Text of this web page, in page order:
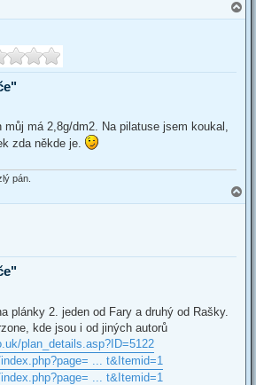
o
má 2,8g/dm2. Na pilatuse jsem koukal,
zda někde je.
pán.
o
plánky 2. jeden od Fary a druhý od Rašky.
kde jsou i od jiných autorů
plan_details.asp?ID=5122
... t&Itemid=1
... t&Itemid=1